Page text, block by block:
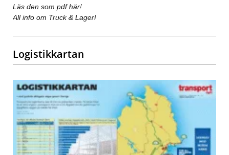
Läs den som pdf här!
All info om Truck & Lager!
Logistikkartan